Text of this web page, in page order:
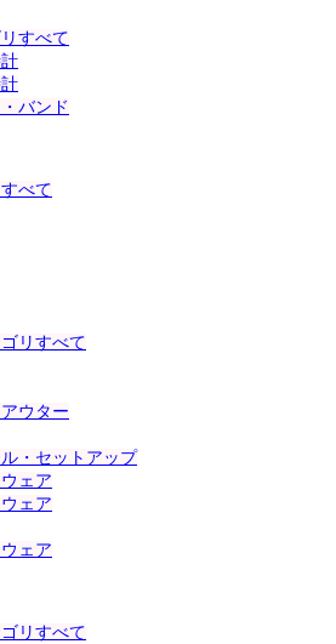
すべて
バンド
べて
リすべて
ウター
・セットアップ
ェア
ェア
ェア
リすべて